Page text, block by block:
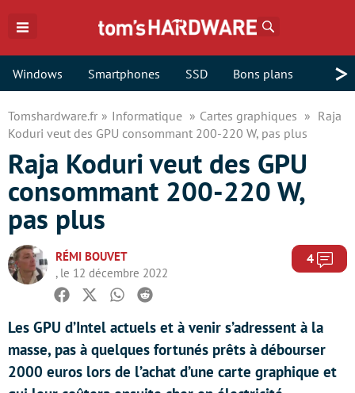
Windows Smartphones SSD Bons plans >
Tomshardware.fr Informatique Cartes graphiques
Raja
Koduri veut des GPU consommant 200-220 W, pas plus
Raja Koduri veut des GPU
consommant 200-220 W,
pas plus
RÉMI BOUVET
, le 12 décembre 2022
4
Facebook
TwitterWhatsapp
Reddit
Les GPU d’Intel actuels et à venir s’adressent à la
masse, pas à quelques fortunés prêts à débourser
2000 euros lors de l’achat d’une carte graphique et